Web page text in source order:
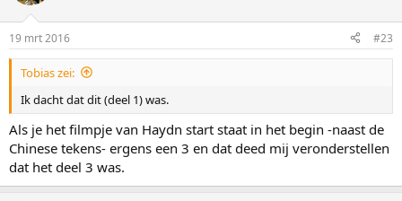
19 mrt 2016 #23
Tobias zei:
Ik dacht dat dit (deel 1) was.
Als je het filmpje van Haydn start staat in het begin -naast de
Chinese tekens- ergens een 3 en dat deed mij veronderstellen
dat het deel 3 was.